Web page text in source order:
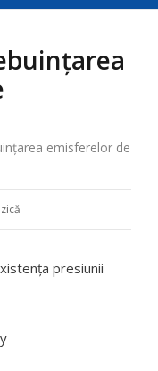
emisferelor de
presiunii